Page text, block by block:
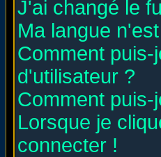
J'ai changé le
Ma langue
Comment
d'utilisateur ?
Comment
Lorsque je
connecter !